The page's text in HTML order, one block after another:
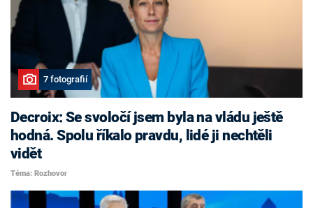
7 fotografií
Decroix: Se svoločí jsem byla na vládu ještě
hodná. Spolu říkalo pravdu, lidé ji nechtěli
vidět
Téma: Rozhovor